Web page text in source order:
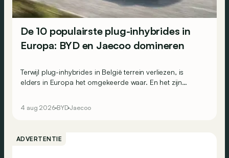
De 10 populairste plug-inhybrides in
Europa: BYD en Jaecoo domineren
Terwijl plug-inhybrides in België terrein verliezen, is
elders in Europa het omgekeerde waar. En het zijn
Europese PHEV-inschrijvingen komt uit China.
4 aug 2026 BYD Jaecoo
ADVERTENTIE